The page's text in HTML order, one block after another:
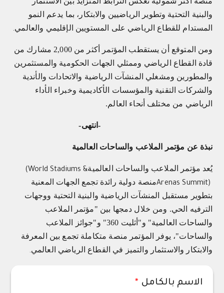
والبنية التحتية وتطوير الرياضيين والابتكار، بما يدعم النمو
المستدام للقطاع الرياضي على المستويين الإقليمي والعالمي.
ومن المتوقع أن يستقطب المؤتمر أكثر من 2,000 مشارك من
قادة القطاع الرياضي وممثلي الجهات الحكومية والمستثمرين
والمطورين ومشغلي المنشآت الرياضية والاتحادات والأندية
والشركات التقنية والمؤسسات الأكاديمية وخبراء الأداء
الرياضي من مختلف أنحاء العالم.
-انتهى-
نبذة عن مؤتمر الملاعب والساحات العالمية
يُعد مؤتمر الملاعب والساحات العالمية(World Stadiums &
Arenas Summit)منصة دولية رائدة تجمع الجهات المعنية
بتطوير مستقبل المنشآت الرياضية والبنية التحتية ووجهات
الترفيه الحي. ومن خلال دمجها بين "مؤتمر الملاعب
والساحات العالمية" و"أثليت 360" و"جوائز الملاعب
والساحات"، يوفر المؤتمر منصة متكاملة تجمع بين المعرفة
والابتكار والاستثمار والتميز في القطاع الرياضي العالمي.
الاسم بالكامل *